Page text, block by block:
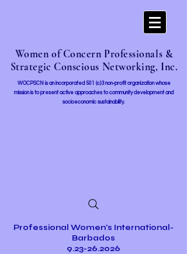
Women of Concern Professionals &
Strategic Conscious Networking, Inc.
WOCPSCN is an incorporated 501 (c)3 non-profit organization whose
mission is to present active approaches to community development and
socioeconomic sustainability.
Professional Women's International-
Barbados
9.23-26.2026